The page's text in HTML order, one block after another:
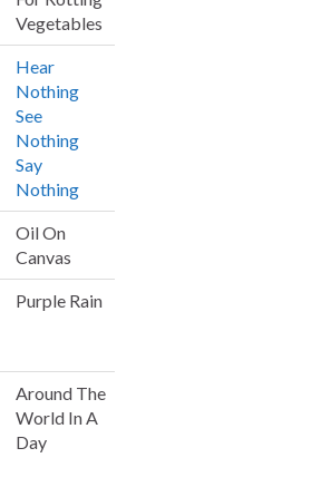
Vegetables
Hear
Nothing
See
Nothing
Say
Nothing
Oil On
Canvas
Purple Rain
Around The
World In A
Day